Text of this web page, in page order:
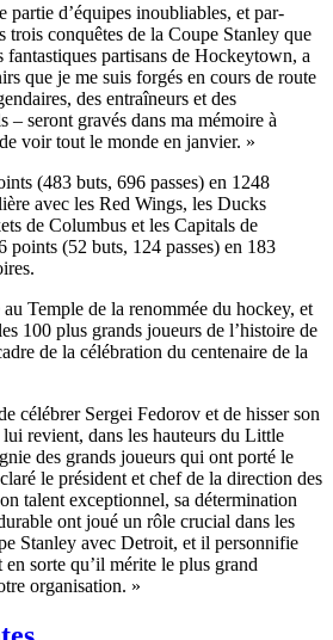
partie d’équipes inoubliables, et par-
trois conquêtes de la Coupe Stanley que
partisans de Hockeytown, a
que je me suis forgés en cours de route
des entraîneurs et des
– seront gravés dans ma mémoire à
voir tout le monde en janvier. »
(483 buts, 696 passes) en 1248
avec les Red Wings, les Ducks
de Columbus et les Capitals de
points (52 buts, 124 passes) en 183
Temple de la renommée du hockey, et
100 plus grands joueurs de l’histoire de
de la célébration du centenaire de la
célébrer Sergei Fedorov et de hisser son
revient, dans les hauteurs du Little
des grands joueurs qui ont porté le
le président et chef de la direction des
talent exceptionnel, sa détermination
ont joué un rôle crucial dans les
Stanley avec Detroit, et il personnifie
sorte qu’il mérite le plus grand
organisation. »